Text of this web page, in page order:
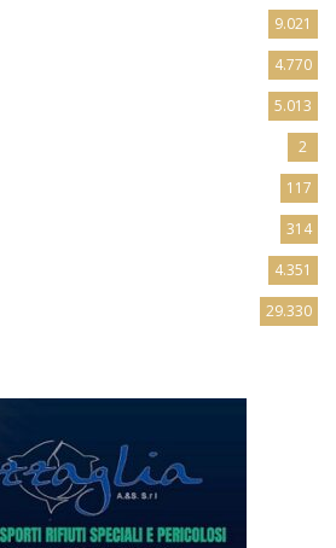
9.021
4.770
5.013
2
117
314
4.351
29.330